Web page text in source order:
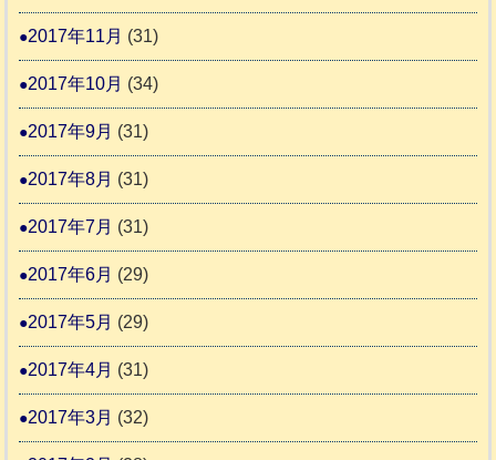
2017年11月 (31)
2017年10月 (34)
2017年9月 (31)
2017年8月 (31)
2017年7月 (31)
2017年6月 (29)
2017年5月 (29)
2017年4月 (31)
2017年3月 (32)